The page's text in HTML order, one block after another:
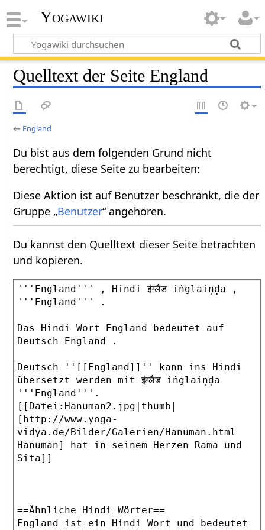
Yogawiki
Quelltext der Seite England
← England
Du bist aus dem folgenden Grund nicht
berechtigt, diese Seite zu bearbeiten:
Diese Aktion ist auf Benutzer beschränkt, die der
Gruppe „Benutzer“ angehören.
Du kannst den Quelltext dieser Seite betrachten
und kopieren.